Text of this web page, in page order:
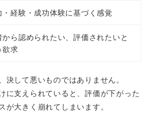
・経験・成功体験に基づく感覚
から認められたい、評価されたいと
欲求
決して悪いものではありません。
に支えられていると、評価が下がった
が大きく崩れてしまいます。